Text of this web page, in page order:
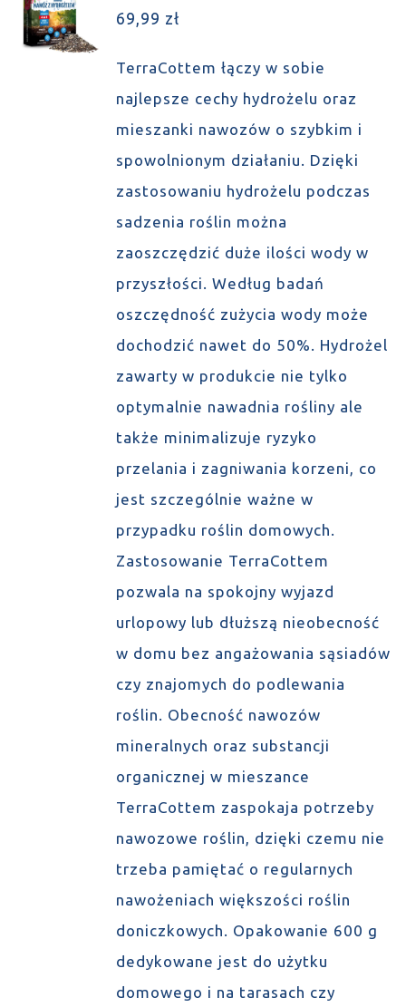
69,99 zł
TerraCottem łączy w sobie
najlepsze cechy hydrożelu oraz
mieszanki nawozów o szybkim i
spowolnionym działaniu. Dzięki
zastosowaniu hydrożelu podczas
sadzenia roślin można
zaoszczędzić duże ilości wody w
przyszłości. Według badań
oszczędność zużycia wody może
dochodzić nawet do 50%. Hydrożel
zawarty w produkcie nie tylko
optymalnie nawadnia rośliny ale
także minimalizuje ryzyko
przelania i zagniwania korzeni, co
jest szczególnie ważne w
przypadku roślin domowych.
Zastosowanie TerraCottem
pozwala na spokojny wyjazd
urlopowy lub dłuższą nieobecność
w domu bez angażowania sąsiadów
czy znajomych do podlewania
roślin. Obecność nawozów
mineralnych oraz substancji
organicznej w mieszance
TerraCottem zaspokaja potrzeby
nawozowe roślin, dzięki czemu nie
trzeba pamiętać o regularnych
nawożeniach większości roślin
doniczkowych. Opakowanie 600 g
dedykowane jest do użytku
domowego i na tarasach czy